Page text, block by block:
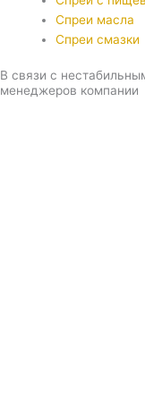
Спреи масла
Спреи смазки
В связи с
менеджеров компании